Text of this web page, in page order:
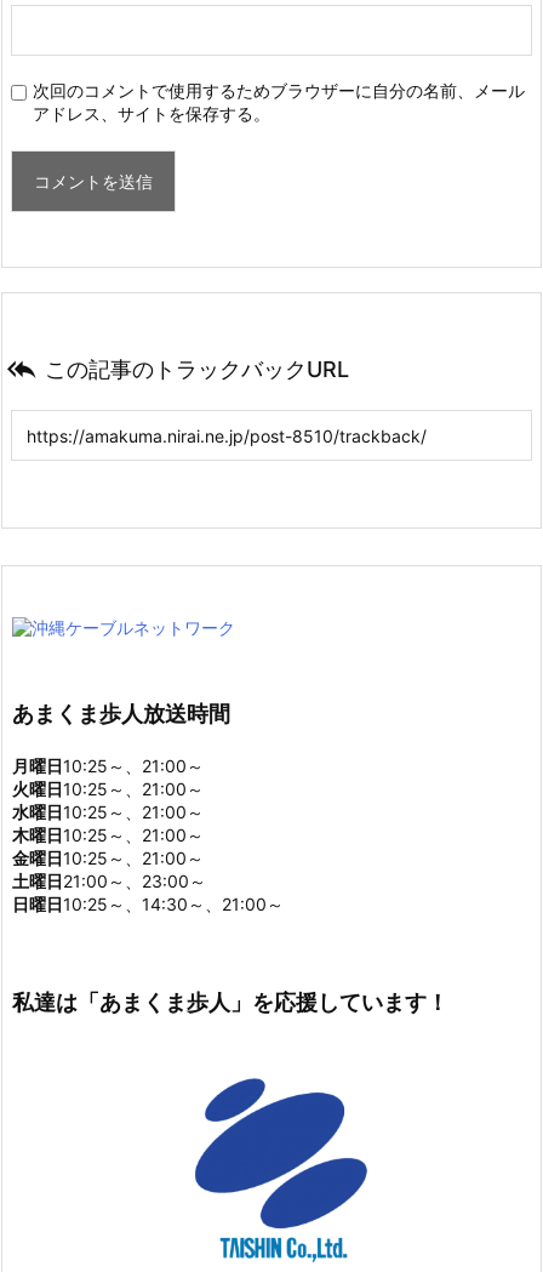
次回のコメントで使用するためブラウザーに自分の名前、メール
アドレス、サイトを保存する。
 この記事のトラックバックURL
あまくま歩人放送時間
月曜日10:25～、21:00～
火曜日10:25～、21:00～
水曜日10:25～、21:00～
木曜日10:25～、21:00～
金曜日10:25～、21:00～
土曜日21:00～、23:00～
日曜日10:25～、14:30～、21:00～
私達は「あまくま歩人」を応援しています！